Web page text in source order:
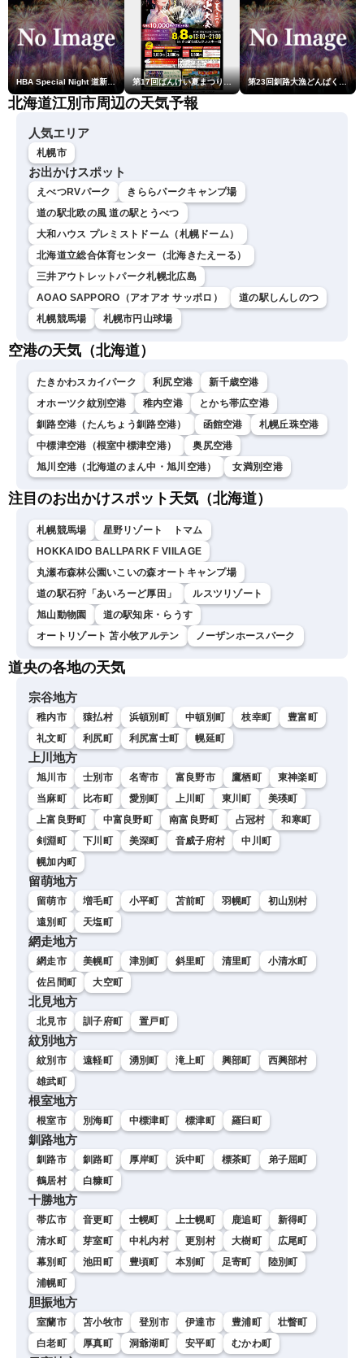
HBA Special Night 道新・秋華火（はなび） 第17回ばんけい夏まつり大花火大会 第23回釧路大漁どんぱく花火大会 ～道新・光と音のファンタジー～
北海道江別市周辺の天気予報
人気エリア
札幌市
お出かけスポット
えべつRVパーク
きららパークキャンプ場
道の駅北欧の風 道の駅とうべつ
大和ハウス プレミストドーム（札幌ドーム）
北海道立総合体育センター（北海きたえーる）
三井アウトレットパーク札幌北広島
AOAO SAPPORO（アオアオ サッポロ）
道の駅しんしのつ
札幌競馬場
札幌市円山球場
空港の天気（北海道）
たきかわスカイパーク 利尻空港
新千歳空港
オホーツク紋別空港
稚内空港
とかち帯広空港
釧路空港（たんちょう釧路空港）
函館空港
札幌丘珠空港
中標津空港（根室中標津空港）
奥尻空港
旭川空港（北海道のまん中・旭川空港）
女満別空港
注目のお出かけスポット天気（北海道）
札幌競馬場
星野リゾート トマム
HOKKAIDO BALLPARK F VIILAGE
丸瀬布森林公園いこいの森オートキャンプ場
道の駅石狩「あいろーど厚田」
ルスツリゾート
旭山動物園
道の駅知床・らうす
オートリゾート 苫小牧アルテン
ノーザンホースパーク
道央の各地の天気
宗谷地方
稚内市 猿払村 浜頓別町 中頓別町 枝幸町
豊富町
礼文町
利尻町 利尻富士町 幌延町
上川地方
旭川市 士別市 名寄市 富良野市 鷹栖町
東神楽町
当麻町
比布町 愛別町 上川町 東川町
美瑛町
上富良野町
中富良野町 南富良野町 占冠村
和寒町
剣淵町
下川町 美深町 音威子府村
中川町
幌加内町
留萌地方
留萌市 増毛町 小平町 苫前町 羽幌町
初山別村
遠別町
天塩町
網走地方
網走市 美幌町 津別町 斜里町 清里町
小清水町
佐呂間町
大空町
北見地方
北見市 訓子府町 置戸町
紋別地方
紋別市 遠軽町 湧別町 滝上町 興部町
西興部村
雄武町
根室地方
根室市 別海町 中標津町 標津町 羅臼町
釧路地方
釧路市 釧路町 厚岸町 浜中町 標茶町
弟子屈町
鶴居村
白糠町
十勝地方
帯広市 音更町 士幌町 上士幌町 鹿追町
新得町
清水町
芽室町 中札内村 更別村 大樹町
広尾町
幕別町
池田町 豊頃町 本別町 足寄町
陸別町
浦幌町
胆振地方
室蘭市 苫小牧市 登別市 伊達市 豊浦町
壮瞥町
白老町
厚真町 洞爺湖町 安平町 むかわ町